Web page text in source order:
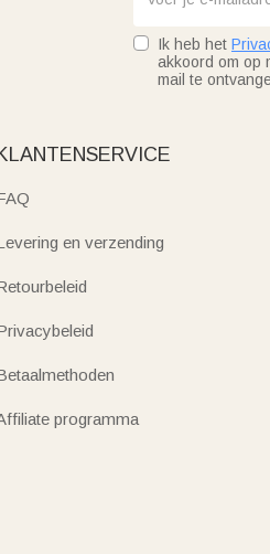
Ik heb het
akkoord om op
mail te
en verzending
programma